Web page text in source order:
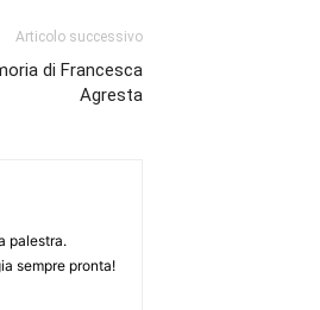
Articolo successivo
di Francesca
Agresta
palestra.
sempre pronta!